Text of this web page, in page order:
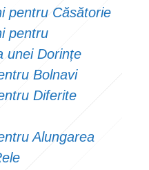
pentru Căsătorie
pentru
unei Dorințe
Bolnavi
Diferite
Alungarea